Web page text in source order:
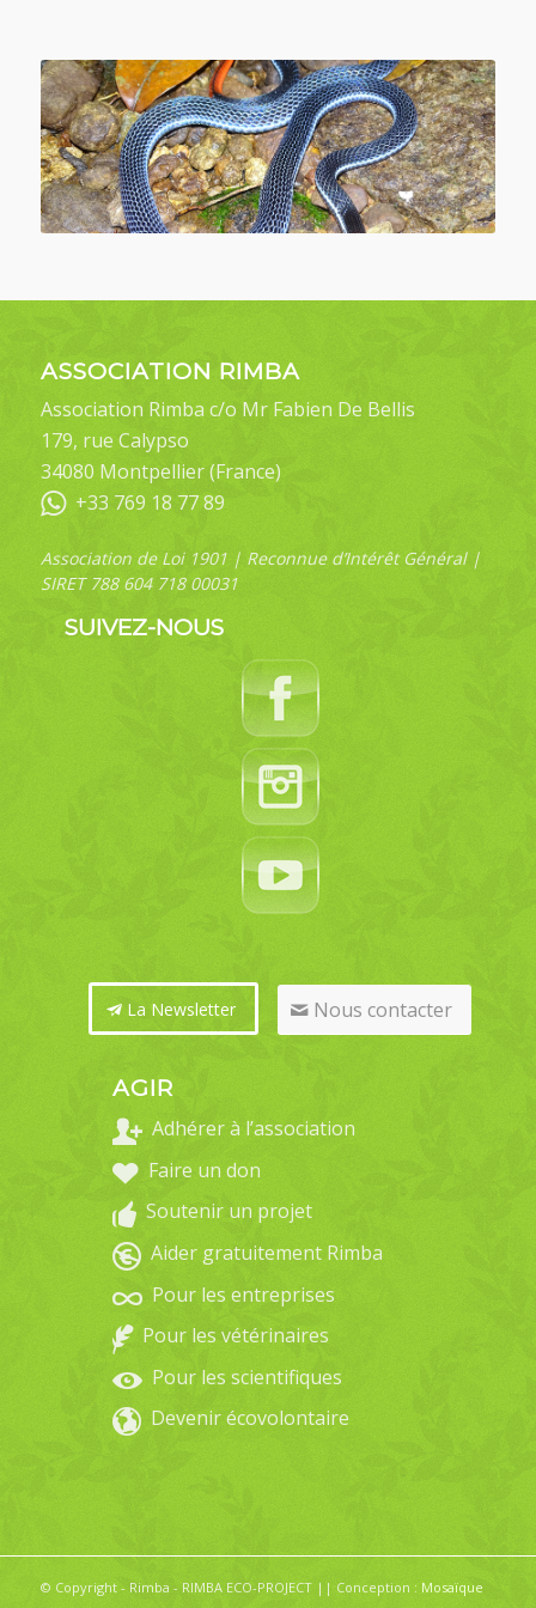
ASSOCIATION RIMBA
Association Rimba c/o Mr Fabien De Bellis
179, rue Calypso
34080 Montpellier (France)
+33 769 18 77 89
Association de Loi 1901 | Reconnue d’Intérêt Général |
SIRET 788 604 718 00031
SUIVEZ-NOUS
La Newsletter Nous contacter
AGIR
Adhérer à l’association
Faire un don
Soutenir un projet
Aider gratuitement Rimba
Pour les entreprises
Pour les vétérinaires
Pour les scientifiques
Devenir écovolontaire
© Copyright - Rimba - RIMBA ECO-PROJECT || Conception : Mosaïque